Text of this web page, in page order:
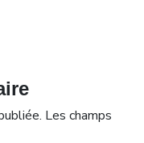
Les champs